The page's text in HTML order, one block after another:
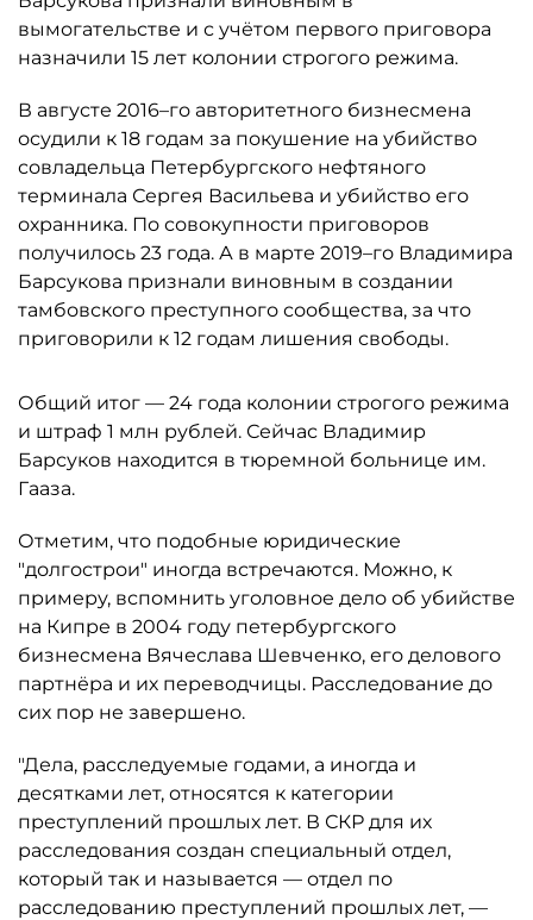
вымогательстве и с учётом первого приговора
назначили 15 лет колонии строгого режима.
В августе 2016–го авторитетного бизнесмена
осудили к 18 годам за покушение на убийство
совладельца Петербургского нефтяного
терминала Сергея Васильева и убийство его
охранника. По совокупности приговоров
получилось 23 года. А в марте 2019–го Владимира
Барсукова признали виновным в создании
тамбовского преступного сообщества, за что
приговорили к 12 годам лишения свободы.
Общий итог — 24 года колонии строгого режима
и штраф 1 млн рублей. Сейчас Владимир
Барсуков находится в тюремной больнице им.
Гааза.
Отметим, что подобные юридические
"долгострои" иногда встречаются. Можно, к
примеру, вспомнить уголовное дело об убийстве
на Кипре в 2004 году петербургского
бизнесмена Вячеслава Шевченко, его делового
партнёра и их переводчицы. Расследование до
сих пор не завершено.
"Дела, расследуемые годами, а иногда и
десятками лет, относятся к категории
преступлений прошлых лет. В СКР для их
расследования создан специальный отдел,
который так и называется — отдел по
расследованию преступлений прошлых лет, —